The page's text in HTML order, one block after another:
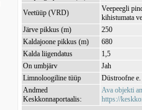
Veetüüp (VRD)
Veepeegli
kihistumata
Järve pikkus (m)
250
Kaldajoone pikkus (m)
680
Kalda liigendatus
1,5
On umbjärv
Jah
Limnoloogiline tüüp
Düstroofne
Andmed
Keskkonnaportaalis:
Ava objekti
https://